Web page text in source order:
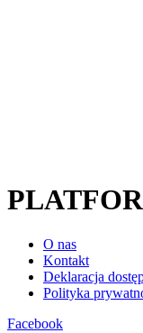
O nas
Kontakt
Deklaracja
Polityka
Facebook